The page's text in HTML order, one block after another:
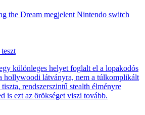
the Dream megjelent Nintendo switch
különleges helyet foglalt el a lopakodós
hollywoodi látványra, nem a túlkomplikált
rendszerszintű stealth élményre
is ezt az örökséget viszi tovább.